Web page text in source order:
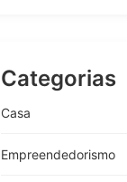
Categorias
Casa
Empreendedorismo